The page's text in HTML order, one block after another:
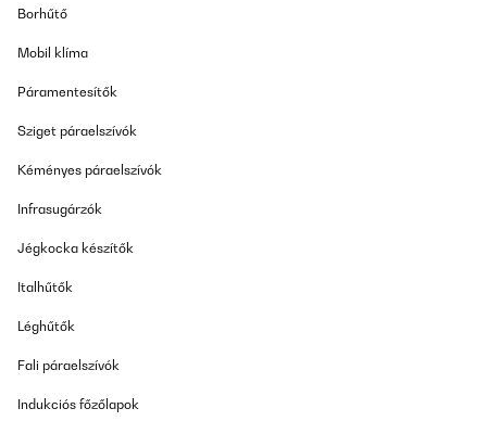
Borhűtő
Mobil klíma
Páramentesítők
Sziget páraelszívók
Kéményes páraelszívók
Infrasugárzók
Jégkocka készítők
Italhűtők
Léghűtők
Fali páraelszívók
Indukciós főzőlapok